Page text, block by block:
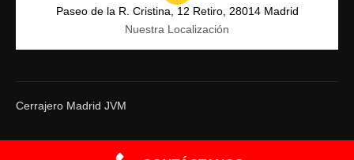
Paseo de la R. Cristina, 12 Retiro, 28014 Madrid
Nuestra Localización
Cerrajero Madrid JVM